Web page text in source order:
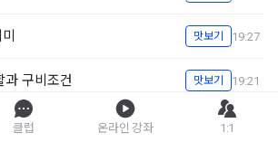
맛보기 19:27
과 구비조건 맛보기 19:21
류 맛보기 12:11
클럽 온라인 강좌 1:1